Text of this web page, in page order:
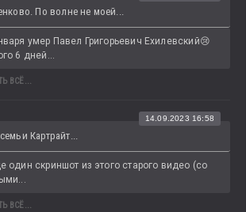
По волне не моей...
умер Павел Григорьевич Ехилевский😢
6 дней...
ВСЁ...
Картрайт...
14.09.2023 16:58
один скриншот из этого старого видео (со
ВСЁ...